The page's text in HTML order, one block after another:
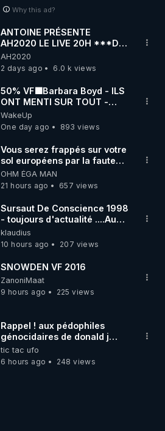
Why this ad?
ANTOINE PRÉSENTE
AH2020 LE LIVE 20H ***DU
06/08/2026***
AH2020
2 days ago
6.0 k views
50% VF🟩Barbara Boyd - ILS
ONT MENTI SUR TOUT -
Jocelyne Traduction
WakeUp
One day ago
893 views
Vous serez frappés sur votre
sol européens par la faute
des dirigeants qui s'en
mettent dans le nez
OHM ÉGA MAN
21 hours ago
657 views
Sursaut De Conscience 1998
- toujours d'actualité ....Au
Dela Du Réel
klaudius
10 hours ago
207 views
SNOWDEN VF 2016
ZanoniMaat
9 hours ago
225 views
Rappel ! aux pédophiles
génocidaires de donald j
trump et ses supporters
trumpistes 424et 666.
tic tac ufo
6 hours ago
248 views